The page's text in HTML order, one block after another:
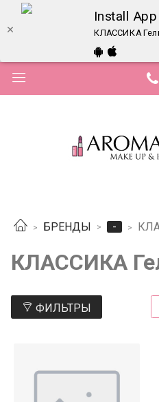
Install App
КЛАССИКА
БРЕНДЫ -
КЛАССИКА
ФИЛЬТРЫ